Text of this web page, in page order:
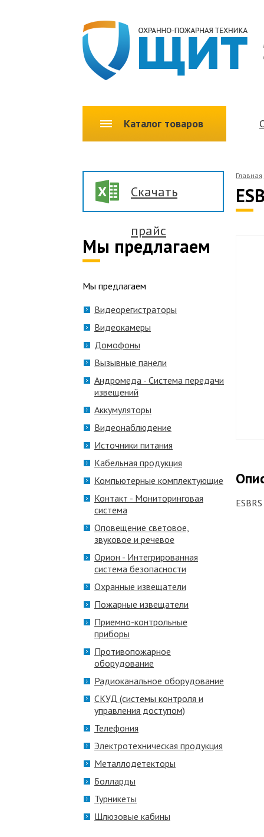
Каталог товаров
Главная
Скачать
прайс
Мы предлагаем
Мы предлагаем
Видеорегистраторы
Видеокамеры
Домофоны
Вызывные панели
Андромеда - Система передачи
извещений
Аккумуляторы
Видеонаблюдение
Источники питания
Кабельная продукция
Компьютерные комплектующие
Контакт - Мониторинговая
система
Оповещение световое,
звуковое и речевое
Орион - Интегрированная
система безопасности
Охранные извещатели
Пожарные извещатели
Приемно-контрольные
приборы
Противопожарное
оборудование
Радиоканальное оборудование
СКУД (системы контроля и
управления доступом)
Телефония
Электротехническая продукция
Металлодетекторы
Болларды
Турникеты
Шлюзовые кабины